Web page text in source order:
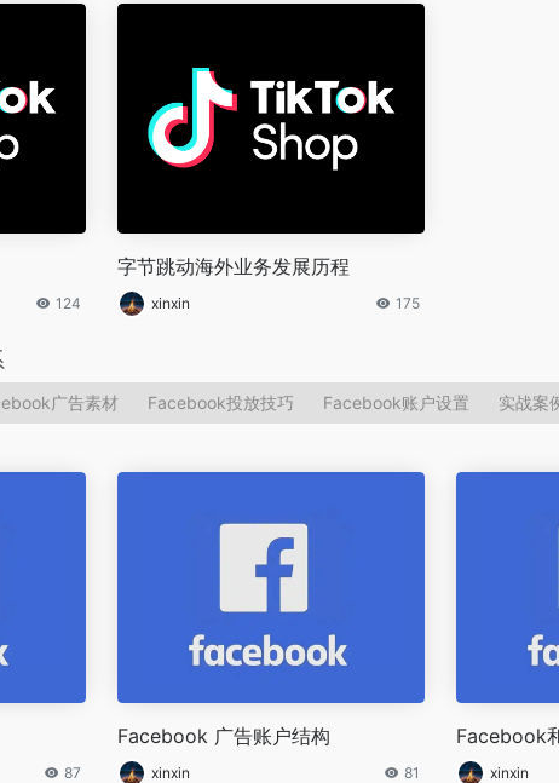
124
字节跳动海外业务发展历程
xinxin 175
广告素材 Facebook投放技巧 Facebook账户设置 实战案
87
Facebook 广告账户结构
xinxin 81
Facebook
xinxin